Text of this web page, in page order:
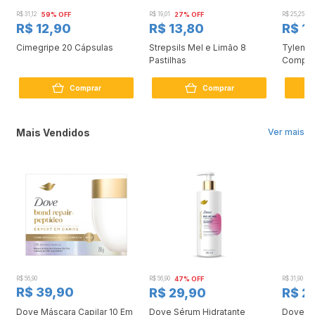
R$ 31,12 59% OFF
R$ 12,90
Cimegripe 20 Cápsulas
Comprar
R$ 19,01 27% OFF
R$ 13,80
Strepsils Mel e Limão 8
Pastilhas
Comprar
R$ 25,25
R$
Tylenol
Ver mais
Mais Vendidos
R$ 56,90
R$ 39,90
Dove Máscara Capilar 10 Em
R$ 56,90 47% OFF
R$ 29,90
Dove Sérum Hidratante
R$ 31,90
R$
Dove